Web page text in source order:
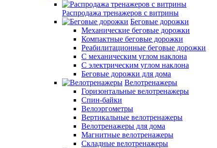
Распродажа тренажеров с витрины
Беговые дорожки
Механические беговые дорожки
Компактные беговые дорожки
Реабилитационные беговые дорожки
С механическим углом наклона
С электрическим углом наклона
Беговые дорожки для дома
Велотренажеры
Горизонтальные велотренажеры
Спин-байки
Велоэргометры
Вертикальные велотренажеры
Велотренажеры для дома
Магнитные велотренажеры
Складные велотренажеры